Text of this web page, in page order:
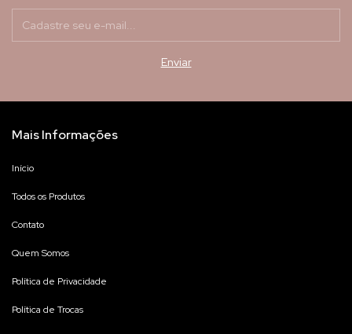
Mais Informações
Início
Todos os Produtos
Contato
Quem Somos
Política de Privacidade
Política de Trocas